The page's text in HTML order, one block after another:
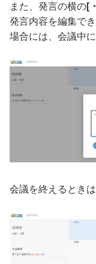
また、発言の横の[
発言内容を編集で
場合には、会議中
会議を終えるときは